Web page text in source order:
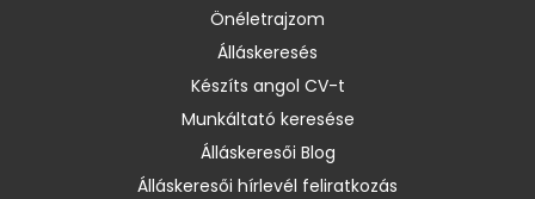
Önéletrajzom
Álláskeresés
Készíts angol CV-t
Munkáltató keresése
Álláskeresői Blog
Álláskeresői hírlevél feliratkozás